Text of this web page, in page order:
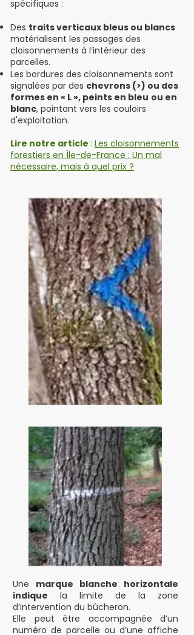
spécifiques :
Des traits verticaux bleus ou blancs
matérialisent les passages des
cloisonnements à l’intérieur des
parcelles.
Les bordures des cloisonnements sont
signalées par des chevrons (>) ou des
formes en « L », peints en bleu ou en
blanc, pointant vers les couloirs
d'exploitation.
Lire notre article : Les cloisonnements
forestiers en Île-de-France : Un mal
nécessaire, mais à quel prix ?
Une marque blanche horizontale
indique la limite de la zone
d’intervention du bûcheron.
Elle peut être accompagnée d’un
numéro de parcelle ou d’une affiche